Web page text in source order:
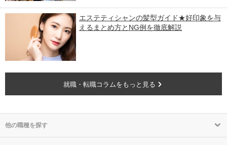
エステティシャンの髪型ガイド★好印象を与
えるまとめ方とNG例を徹底解説
就職・転職コラムをもっと見る
他の職種を探す